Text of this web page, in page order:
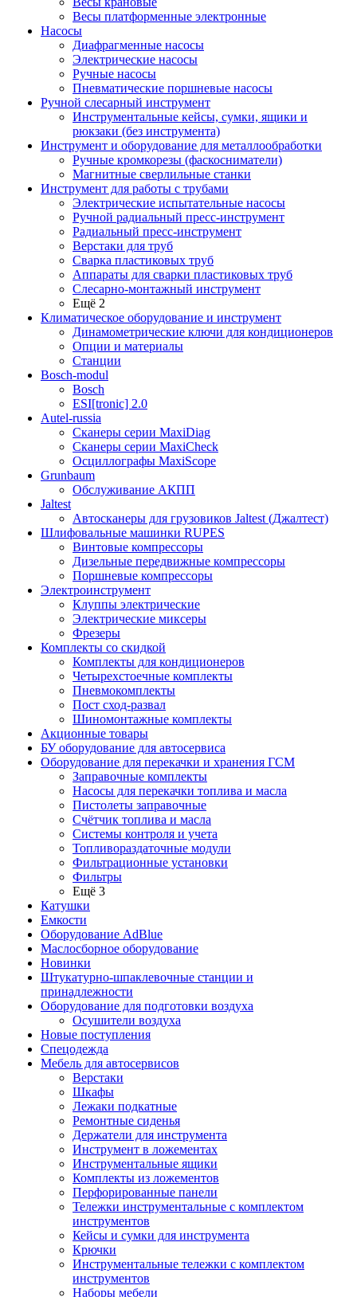
Весы платформенные электронные
Насосы
Диафрагменные насосы
Электрические насосы
Ручные насосы
Пневматические поршневые насосы
Ручной слесарный инструмент
Инструментальные кейсы, сумки, ящики и
рюкзаки (без инструмента)
Инструмент и оборудование для металлообработки
Ручные кромкорезы (фаскосниматели)
Магнитные сверлильные станки
Инструмент для работы с трубами
Электрические испытательные насосы
Ручной радиальный пресс-инструмент
Радиальный пресс-инструмент
Верстаки для труб
Сварка пластиковых труб
Аппараты для сварки пластиковых труб
Слесарно-монтажный инструмент
Ещё 2
Климатическое оборудование и инструмент
Динамометрические ключи для кондиционеров
Опции и материалы
Станции
Bosch-modul
Bosch
ESI[tronic] 2.0
Autel-russia
Сканеры серии MaxiDiag
Сканеры серии MaxiCheck
Осциллографы MaxiScope
Grunbaum
Обслуживание АКПП
Jaltest
Автосканеры для грузовиков Jaltest (Джалтест)
Шлифовальные машинки RUPES
Винтовые компрессоры
Дизельные передвижные компрессоры
Поршневые компрессоры
Электроинструмент
Клуппы электрические
Электрические миксеры
Фрезеры
Комплекты со скидкой
Комплекты для кондиционеров
Четырехстоечные комплекты
Пневмокомплекты
Пост сход-развал
Шиномонтажные комплекты
Акционные товары
БУ оборудование для автосервиса
Оборудование для перекачки и хранения ГСМ
Заправочные комплекты
Насосы для перекачки топлива и масла
Пистолеты заправочные
Счётчик топлива и масла
Системы контроля и учета
Топливораздаточные модули
Фильтрационные установки
Фильтры
Ещё 3
Катушки
Емкости
Оборудование AdBlue
Маслосборное оборудование
Новинки
Штукатурно-шпаклевочные станции и
принадлежности
Оборудование для подготовки воздуха
Осушители воздуха
Новые поступления
Спецодежда
Мебель для автосервисов
Верстаки
Шкафы
Лежаки подкатные
Ремонтные сиденья
Держатели для инструмента
Инструмент в ложементах
Инструментальные ящики
Комплекты из ложементов
Перфорированные панели
Тележки инструментальные с комплектом
инструментов
Кейсы и сумки для инструмента
Крючки
Инструментальные тележки с комплектом
инструментов
Наборы мебели